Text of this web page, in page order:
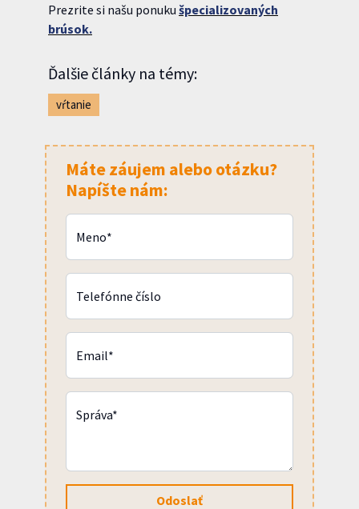
Prezrite si našu ponuku špecializovaných
brúsok.
Ďalšie články na témy:
vŕtanie
Máte záujem alebo otázku?
Napíšte nám:
Meno*
Telefónne číslo
Email*
Správa*
Odoslať